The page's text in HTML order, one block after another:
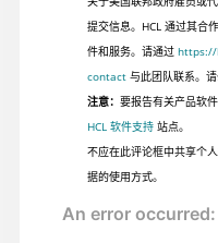
提交信息。HCL 通过其合
件和服务。请通过 https://
contact与此团队联系。请
注意： 要报告有关产品软
HCL 软件支持站点。
不应在此评论框中共享个
据的使用方式。